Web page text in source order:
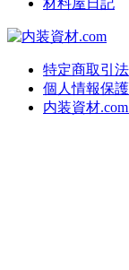
特定商取引
個人情報保
内装資材